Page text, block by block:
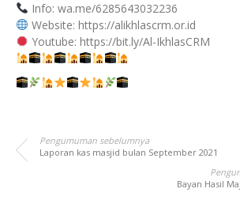
Info: wa.me/6285643032236
Website: https://alikhlascrm.or.id
Youtube: https://bit.ly/Al-IkhlasCRM
Pengumuman sebelumnya
Laporan kas masjid bulan September 2021
Bayan Hasil